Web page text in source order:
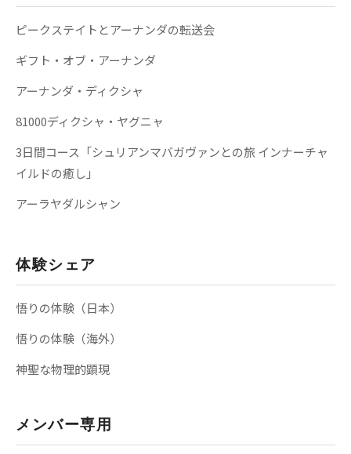
ピークステイトとアーナンダの転送会
ギフト・オブ・アーナンダ
アーナンダ・ディクシャ
81000ディクシャ・ヤグニャ
3日間コース「シュリアンマバガヴァンとの旅 インナーチャ
イルドの癒し」
アーラヤダルシャン
体験シェア
悟りの体験（日本）
悟りの体験（海外）
神聖な物理的顕現
メンバー専用